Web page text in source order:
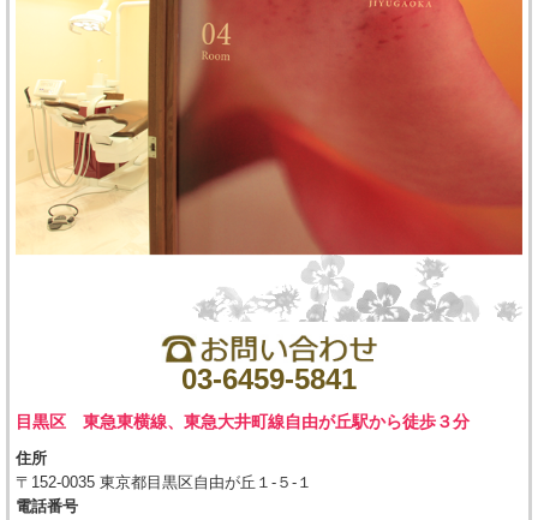
03-6459-5841
目黒区 東急東横線、東急大井町線自由が丘駅から徒歩３分
住所
〒152-0035 東京都目黒区自由が丘１-５-１
電話番号